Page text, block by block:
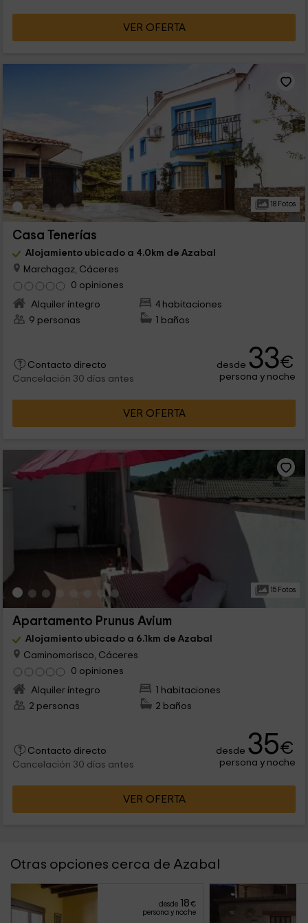
VER OFERTA
18 Fotos
Casa Tenerías
Alojamiento ubicado a 4.0km de Azabal
Marchagaz, Cáceres
0 opiniones
Alquiler íntegro
4 habitaciones
9 personas
1 baños
Contacto directo
Cancelación 30 días antes
desde 33€
persona y noche
VER OFERTA
15 Fotos
Apartamento Prunus Avium
Alojamiento ubicado a 6.1km de Azabal
Caminomorisco, Cáceres
0 opiniones
Alquiler íntegro
1 habitaciones
2 personas
2 baños
Contacto directo
Cancelación 30 días antes
desde 35€
persona y noche
VER OFERTA
Otras opciones cerca de Azabal
desde 18€
persona y noche